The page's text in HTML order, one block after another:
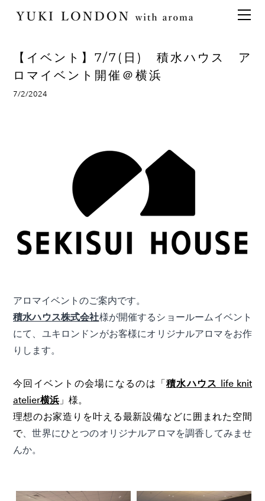
【イベント】7/7(日) 積水ハウス ア
ロマイベント開催＠横浜
7/2/2024
アロマイベントのご案内です。
積水ハウス株式会社様が開催するショールームイベント
にて、ユキロンドンがお客様にオリジナルアロマをお作
りします。
今回イベントの会場になるのは「積水ハウス life knit
atelier横浜」様。
理想のお家造りを叶える最新設備などに囲まれた空間
で、世界にひとつのオリジナルアロマを調香してみませ
んか。
最新情報
メディア情報
イベント情報
アロマイベント／講習会
イベント
天然アロマ講座
アロマ空間デザイン
アロマ空間導入の目的・メリット
お問い合わせ
オリジナル商品
精油56種
グッズ基材
名入れギフト
アロマコラム